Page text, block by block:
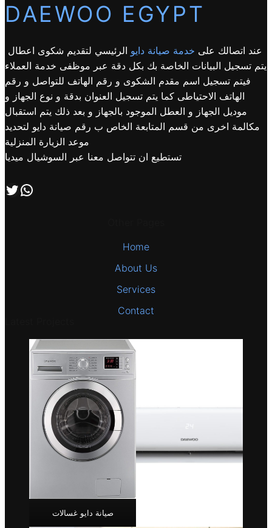
DAEWOO EGYPT
عند اتصالك على خدمة صيانة دايو الرئيسي لتقديم شكوى اعطال
يتم تسجيل البيانات الخاصة بك بكل دقة عبر موظفى خدمة العملاء
فيتم تسجيل اسم مقدم الشكوى و رقم الهاتف للتواصل و رقم
الهاتف الاحتياطى كما يتم تسجيل العنوان بدقة و نوع الجهاز و
موديل الجهاز و العطل الموجود بالجهاز و بعد ذلك يتم استقبال
مكالمة اخرى من قسم المتابعة الخاص ب رقم صيانة دايو لتحديد
موعد الزيارة المنزلية
تستطيع ان تتواصل معنا عبر السوشيال ميديا
تابعنا علي صفحة التويتر اتصل بنا علي طريق الوتساب
Home
About Us
Services
Contact
صيانة دايو غسالات